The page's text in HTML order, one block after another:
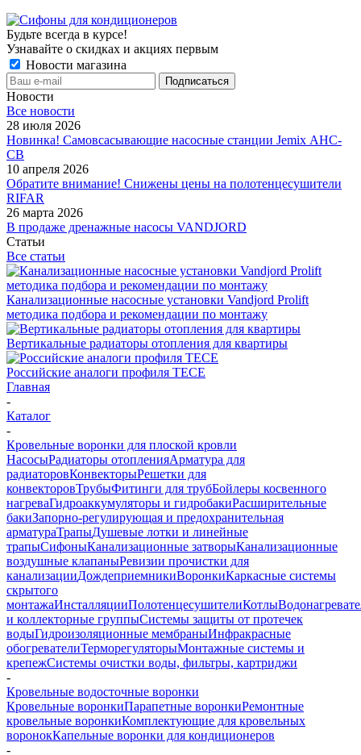
Будьте всегда в курсе!
Узнавайте о скидках и акциях первым
Новости магазина
Новости
Все новости
28 июля 2026
Новинка! Самовсасывающие насосные станции Jemix АНС-
СВ
10 апреля 2026
Обратите внимание! Снижены цены на полотенцесушители
RIFAR
26 марта 2026
В продаже дренажные насосы VANDJORD
Статьи
Все статьи
Канализационные насосные установки Vandjord Prolift
методика подбора и рекомендации по монтажу
Вертикальные радиаторы отопления для квартиры
Российские аналоги профиля TECE
Главная
-
Каталог
-
Кровельные воронки для плоской кровли
НасосыРадиаторы отопленияАрматура для
радиаторовКонвекторыРешетки для
конвекторовТрубыФитинги для трубБойлеры косвенного
нагреваГидроаккумуляторы и гидробакиРасширительные
бакиЗапорно-регулирующая и предохранительная
арматураТрапыДушевые лотки и линейные
трапыСифоныКанализационные затворыКанализационные
воздушные клапаныРевизии прочистки для
канализацииДождеприемникиВоронкиКаркасные системы
скрытого
монтажаИнсталляцииПолотенцесушителиКотлы
и коллекторные группыСистемы защиты от протечек
водыГидроизоляционные мембраныИнфракрасные
обогревателиТерморегуляторыМонтажные системы и
крепежСистемы очистки воды, фильтры, картриджи
-
Кровельные водосточные воронки
Кровельные воронкиПарапетные воронкиРемонтные
кровельные воронкиКомплектующие для кровельных
воронокКапельные воронки для кондиционеров
-